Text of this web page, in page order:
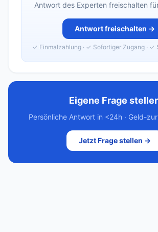
Antwort des Experten freischalten
Antwort freischalten →
✓ Einmalzahlung · ✓ Sofortiger Zugang · ✓
Eigene Frage
Persönliche Antwort in <24h · Geld-
Jetzt Frage stellen →